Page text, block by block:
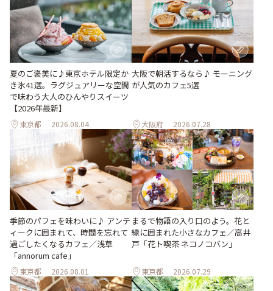
夏のご褒美に♪東京ホテル限定か
き氷41選。ラグジュアリーな空間
で味わう大人のひんやりスイーツ
【2026年最新】
東京都 2026.08.04
大阪で朝活するなら♪ モーニング
が人気のカフェ5選
大阪府 2026.07.28
季節のパフェを味わいに♪ アンテ
ィークに囲まれて、時間を忘れて
過ごしたくなるカフェ／浅草
「annorum cafe」
東京都 2026.08.01
まるで物語の入り口のよう。花と
緑に囲まれた小さなカフェ／高井
戸「花ト喫茶 ネコノコバン」
東京都 2026.07.29